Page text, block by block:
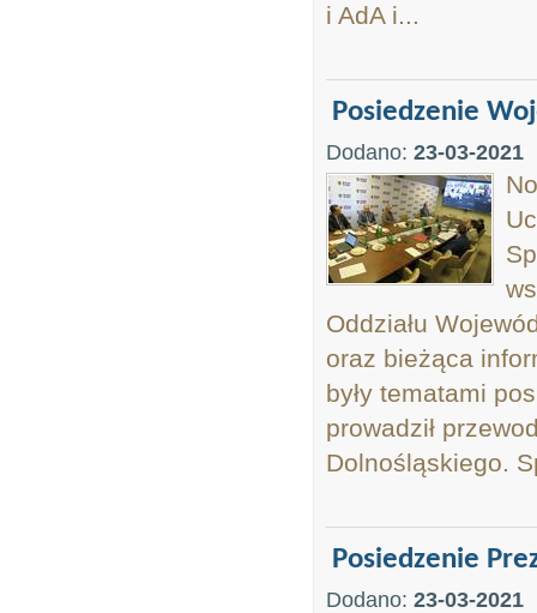
i AdA i...
Posiedzenie
Dodano: 23-03-2021
Oddziału
oraz bieżąca
były tematami
prowadził
Dolnośląskiego.
Posiedzenie
Dodano: 23-03-2021